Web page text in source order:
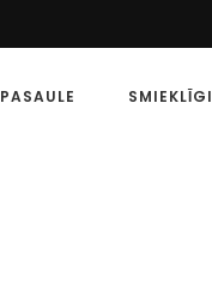
PAR SPORTU...
PASAULE SMIEKLĪGI